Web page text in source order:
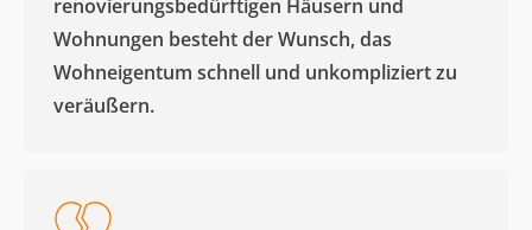
renovierungsbedürftigen Häusern und
Wohnungen besteht der Wunsch, das
Wohneigentum schnell und unkompliziert zu
veräußern. ​